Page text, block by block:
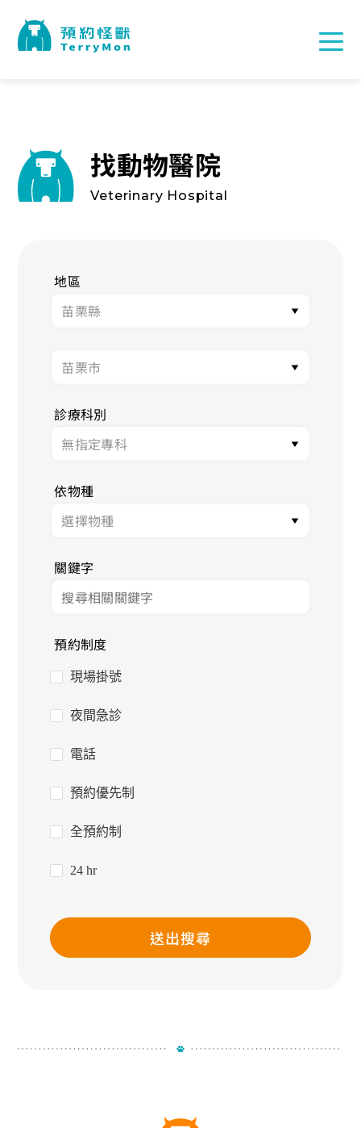
找動物醫院
Veterinary Hospital
地區
診療科別
依物種
關鍵字
預約制度
現場掛號
夜間急診
電話
預約優先制
全預約制
24 hr
送出搜尋